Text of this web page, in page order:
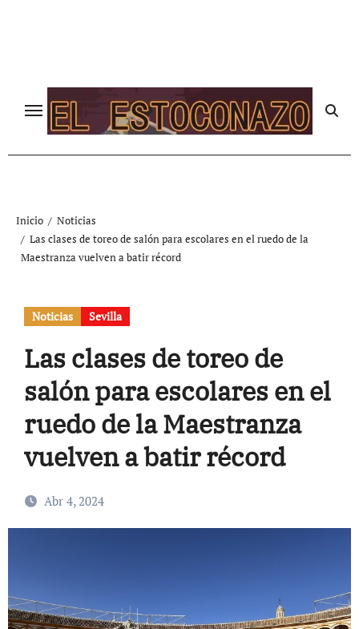
Inicio
Noticias
Las clases de toreo de salón para escolares en el ruedo de la
Maestranza vuelven a batir récord
Noticias Sevilla
Las clases de toreo de
salón para escolares en el
ruedo de la Maestranza
vuelven a batir récord
Abr 4, 2024